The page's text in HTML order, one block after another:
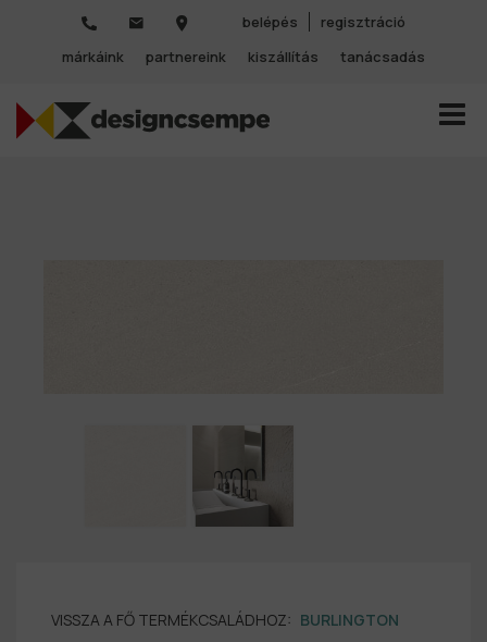
belépés
regisztráció
márkáink
partnereink kiszállítás tanácsadás
VISSZA A FŐ TERMÉKCSALÁDHOZ: BURLINGTON